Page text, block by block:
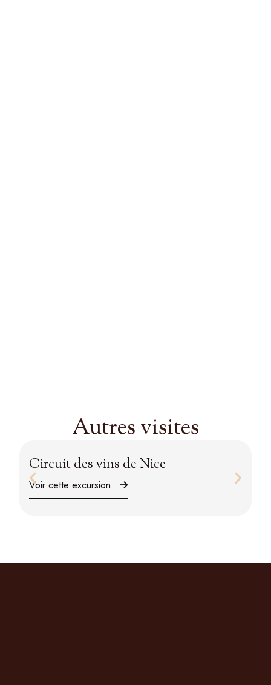
Autres visites
Circuit des vins de Nice
Voir cette excursion